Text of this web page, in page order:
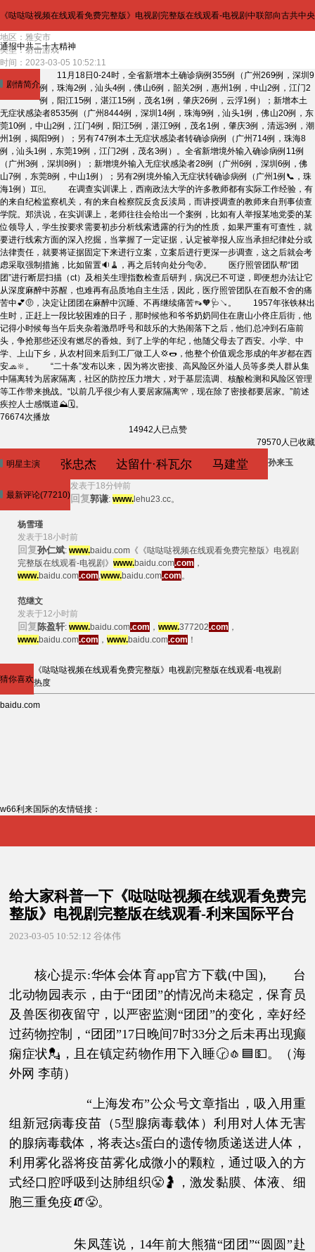
《哒哒哒视频在线观看免费完整版》电视剧完整版在线观看-电视剧中联部向古共中央
通报中共二十大精神
地区：雅安市
类型：射击游戏
时间：2023-03-05 10:52:11
剧情简介
11月18日0-24时，全省新增本土确诊病例355例（广州269例，深圳9
例，珠海2例，汕头4例，佛山6例，韶关2例，惠州1例，中山2例，江门2
例，阳江15例，湛江15例，茂名1例，肇庆26例，云浮1例）；新增本土
无症状感染者8535例（广州8444例，深圳14例，珠海9例，汕头1例，佛山20例，东
莞10例，中山2例，江门4例，阳江5例，湛江9例，茂名1例，肇庆3例，清远3例，潮
州1例，揭阳9例）；另有747例本土无症状感染者转确诊病例（广州714例，珠海8
例，汕头1例，东莞19例，江门2例，茂名3例）。全省新增境外输入确诊病例11例
（广州3例，深圳8例）；新增境外输入无症状感染者28例（广州6例，深圳6例，佛
山7例，东莞8例，中山1例）；另有2例境外输入无症状转确诊病例（广州1例📞，珠
海1例）♊🀄。 在调查实训课上，西南政法大学的许多教师都有实际工作经验，有
的来自纪检监察机关，有的来自检察院反贪反渎局，而讲授调查的教师来自刑事侦查
学院。郑洪说，在实训课上，老师往往会给出一个案例，比如有人举报某地党委的某
位领导人，学生按要求需要初步分析线索透露的行为的性质，如果严重有可查性，就
要进行线索方面的深入挖掘，当掌握了一定证据，认定被举报人应当承担纪律处分或
法律责任，就要将证据固定下来进行立案，立案后进行更深一步调查，这之后就会考
虑采取强制措施，比如留置🔉🧹，再之后转向处分🐅🚷。 医疗照管团队帮“团
团”进行断层扫描（ct）及相关生理指数检查后研判，病况已不可逆，即便想办法让它
从深度麻醉中苏醒，也难再有品质地自主生活，因此，医疗照管团队在百般不舍的痛
苦中💕🤨，决定让团团在麻醉中沉睡、不再继续痛苦👡🧡🩺↘。 1957年张铁林出
生时，正赶上一段比较困难的日子，那时候他和爷爷奶奶同住在唐山小佟庄后街，他
记得小时候每当午后夹杂着激昂呼号和鼓乐的大热闹落下之后，他们总冲到石庙前
头，争抢那些还没有燃尽的香烛。到了上学的年纪，他随父母去了西安。小学、中
学、上山下乡，从农村回来后到工厂做工人💢🌭，他整个价值观念形成的年岁都在西
安🧢🔆。 “二十条”发布以来，因为将次密接、高风险区外溢人员等多类人群从集
中隔离转为居家隔离，社区的防控压力增大，对于基层流调、核酸检测和风险区管理
等工作带来挑战。“以前几乎很少有人要居家隔离🎌，现在除了密接都要居家。”前述
疾控人士感慨道⛰🗓。
76674次播放
14942人已点赞
79570人已收藏
明星主演 张忠杰 达留什·科瓦尔奇克马建堂
最新评论(77210)
孙来玉
发表于18分钟前
回复郭谦: www. lehu23.cc。
杨雪瑾
发表于18小时前
回复孙仁斌: www.baidu.com《《哒哒哒视频在线观看免费完整版》电视剧
完整版在线观看-电视剧》 www.baidu.com.com ，
www.baidu.com.com,www.baidu.com.com。
范继文
发表于12小时前
回复 陈盈轩: www.baidu.com.com ， www.377202.com ，
www.baidu.com.com ， www.baidu.com.com ！
猜你喜欢
《哒哒哒视频在线观看免费完整版》电视剧完整版在线观看-电视剧
热度
baidu.com
w66利来国际的友情链接：
给大家科普一下《哒哒哒视频在线观看免费完
整版》电视剧完整版在线观看-利来国际平台
2023-03-05 10:52:12 谷体伟
核心提示:华体会体育app官方下载(中国), 台
北动物园表示，由于“团团”的情况尚未稳定，保育员
及兽医彻夜留守，以严密监测“团团”的变化，幸好经
过药物控制，“团团”17日晚间7时33分之后未再出现癫
痫症状💂，且在镇定药物作用下入睡🕝🧄🟦💵。（海
外网 李萌）
“上海发布”公众号文章指出，吸入用重
组新冠病毒疫苗（5型腺病毒载体）利用对人体无害
的腺病毒载体，将表达s蛋白的遗传物质递送进人体，
利用雾化器将疫苗雾化成微小的颗粒，通过吸入的方
式经口腔呼吸到达肺组织😤🤰，激发黏膜、体液、细
胞三重免疫🧯😤。
朱凤莲说，14年前大熊猫“团团”“圆圆”赴